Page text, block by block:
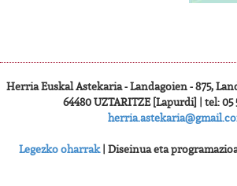
Herria Euskal Astekaria - Landagoien - 875,
64480 UZTARITZE [Lapurdi] | tel: 05
Legezko oharrak| Diseinua eta